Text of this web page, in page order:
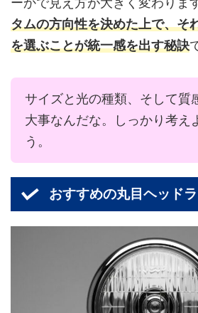
タムの方向性を決めた上で、そ
を選ぶことが統一感を出す秘訣
サイズと光の種類、そして質
大事なんだな。しっかり考え
う。
おすすめの丸目ヘッド